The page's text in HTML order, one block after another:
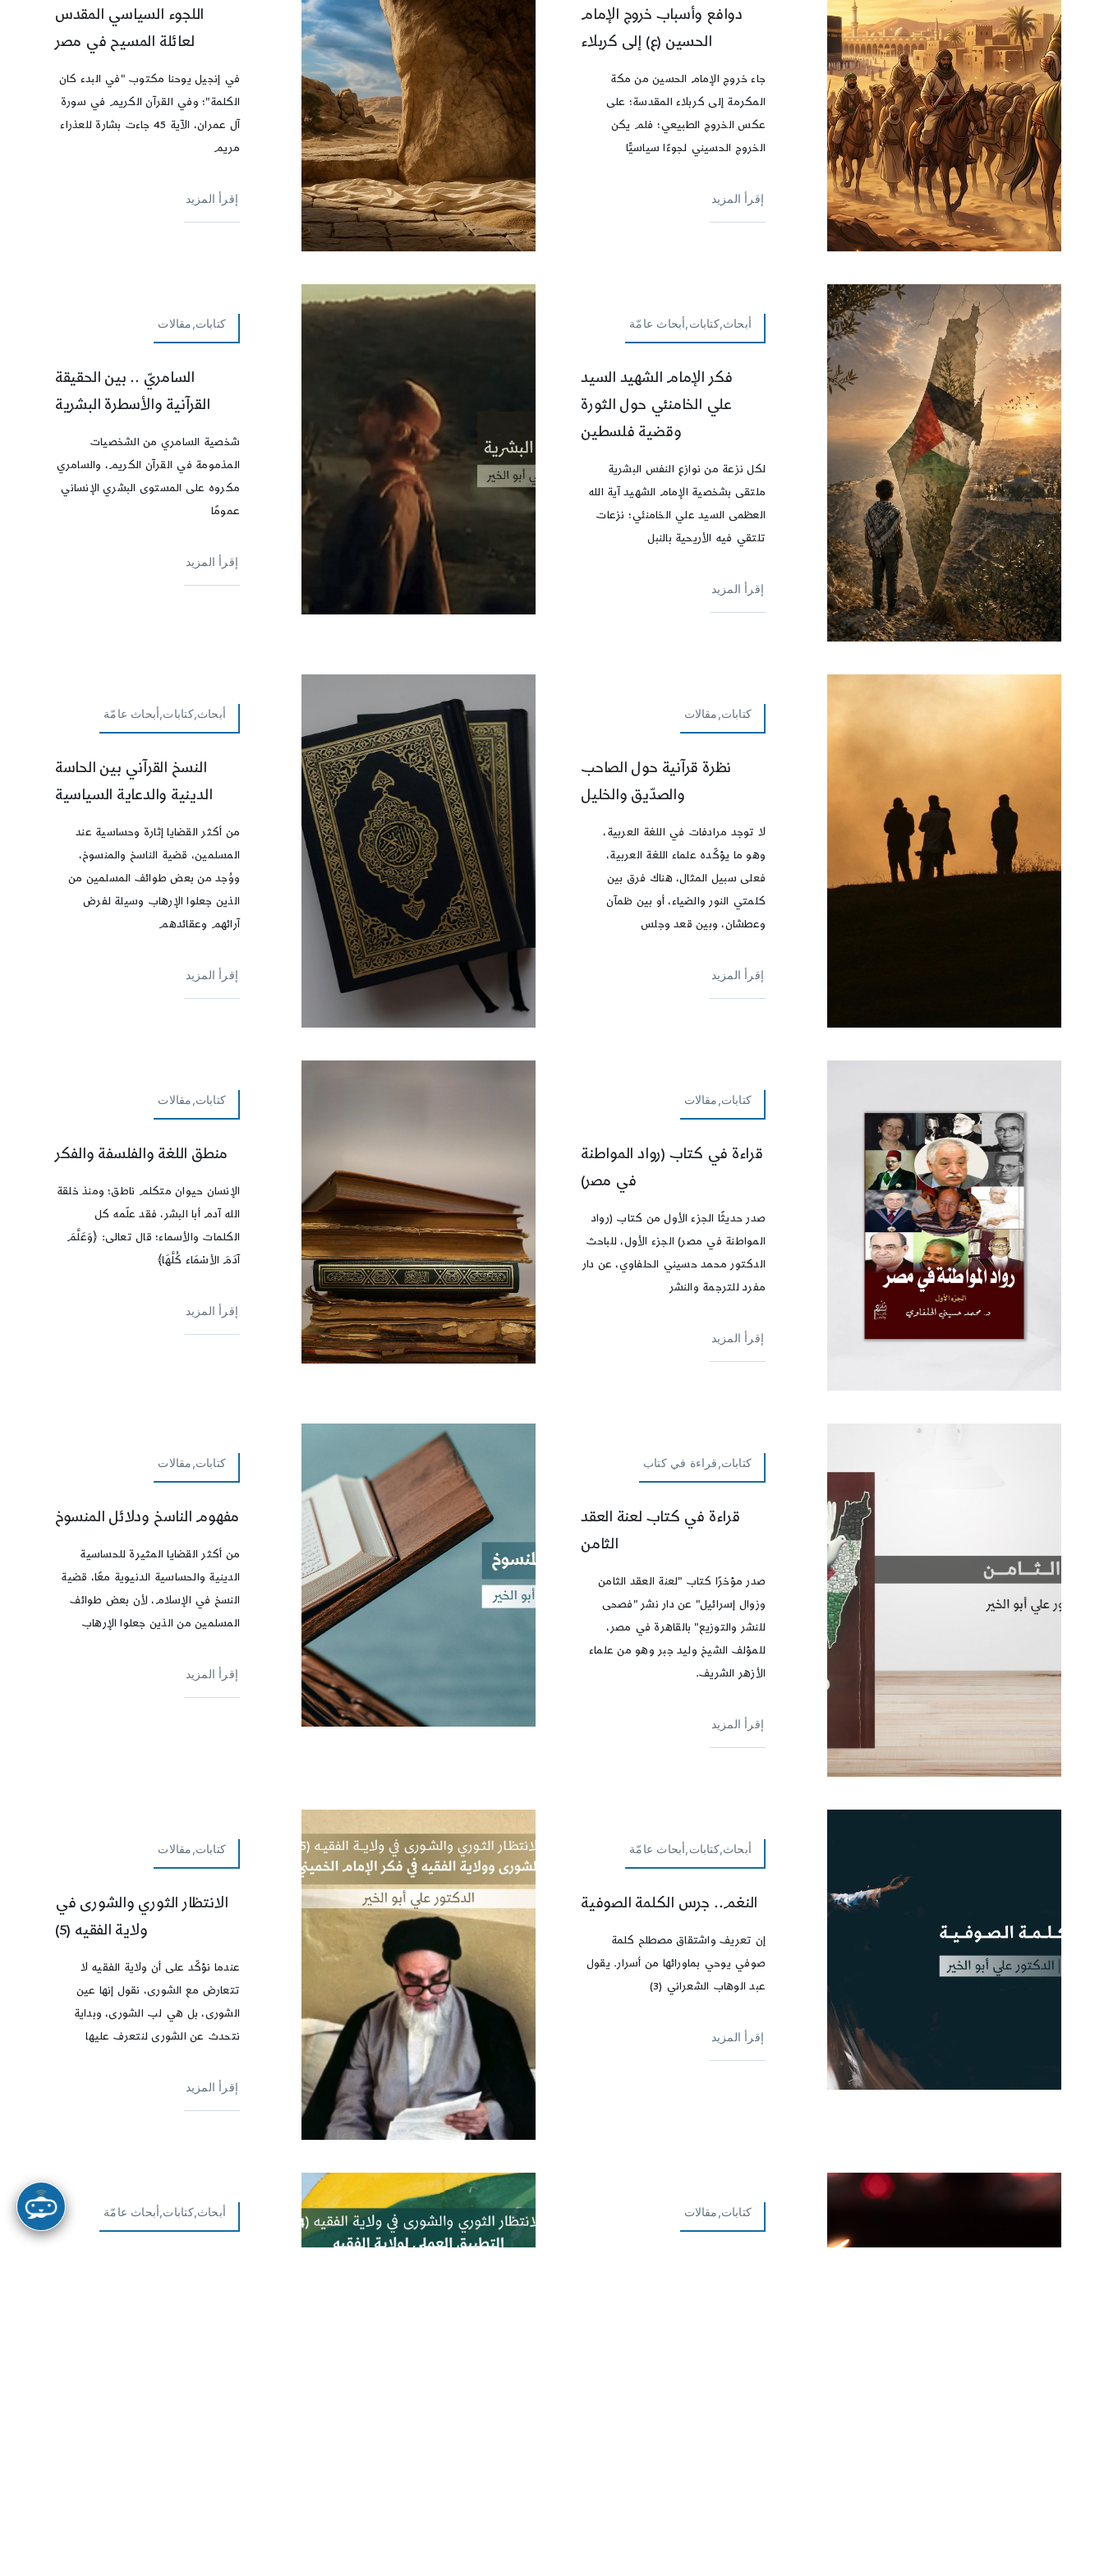
دوافع وأسباب خروج الإمام
الحسين (ع) إلى كربلاء
جاء خروج الإمام الحسين من مكة
المكرمة إلى كربلاء المقدسة؛ على
عكس الخروج الطبيعي؛ فلم يكن
الخروج الحسيني لجوءًا سياسيًّا
إقرأ المزيد
اللجوء السياسي المقدس
لعائلة المسيح في مصر
في إنجيل يوحنا مكتوب "في البدء كان
الكلمة"؛ وفي القرآن الكريم في سورة
آل عمران، الآية 45 جاءت بشارة للعذراء
مريم
إقرأ المزيد
أبحاث,كتابات,أبحاث عامّة
فكر الإمام الشهيد السيد
علي الخامنئي حول الثورة
وقضية فلسطين
لكل نزعة من نوازع النفس البشرية
ملتقى بشخصية الإمام الشهيد آية الله
العظمى السيد علي الخامنئي؛ نزعات
تلتقي فيه الأريحية بالنبل
إقرأ المزيد
كتابات,مقالات
السامريّ .. بين الحقيقة
القرآنية والأسطرة البشرية
شخصية السامري من الشخصيات
المذمومة في القرآن الكريم، والسامري
مكروه على المستوى البشري الإنساني
عمومًا
إقرأ المزيد
كتابات,مقالات
نظرة قرآنية حول الصاحب
والصدّيق والخليل
لا توجد مرادفات في اللغة العربية،
وهو ما يؤكّده علماء اللغة العربية،
فعلى سبيل المثال، هناك فرق بين
كلمتي النور والضياء، أو بين ظمآن
وعطشان، وبين قعد وجلس
إقرأ المزيد
أبحاث,كتابات,أبحاث عامّة
النسخ القرآني بين الحاسة
الدينية والدعاية السياسية
من أكثر القضايا إثارة وحساسية عند
المسلمين، قضية الناسخ والمنسوخ،
ووُجد من بعض طوائف المسلمين من
الذين جعلوا الإرهاب وسيلة لفرض
آرائهم وعقائدهم
إقرأ المزيد
كتابات,مقالات
قراءة في كتاب (رواد المواطنة
في مصر)
صدر حديثًا الجزء الأول من كتاب (رواد
المواطنة في مصر) الجزء الأول، للباحث
الدكتور محمد حسيني الحلفاوي، عن دار
مفرد للترجمة والنشر
إقرأ المزيد
كتابات,مقالات
منطق اللغة والفلسفة والفكر
الإنسان حيوان متكلم ناطق؛ ومنذ خلقة
الله آدم أبا البشر، فقد علّمه كل
الكلمات والأسماء؛ قال تعالى: ﴿وَعَلَّمَ
آدَمَ الأسْمَاء كُلَّهَا﴾
إقرأ المزيد
كتابات,قراءة في كتاب
قراءة في كتاب لعنة العقد
الثامن
صدر مؤخرًا كتاب "لعنة العقد الثامن
وزوال إسرائيل" عن دار نشر "فصحى
للنشر والتوزيع" بالقاهرة في مصر،
للمؤلف الشيخ وليد جبر وهو من علماء
الأزهر الشريف.
إقرأ المزيد
كتابات,مقالات
مفهوم الناسخ ودلائل المنسوخ
من أكثر القضايا المثيرة للحساسية
الدينية والحساسية الدنيوية معًا، قضية
النسخ في الإسلام، لأن بعض طوائف
المسلمين من الذين جعلوا الإرهاب
إقرأ المزيد
أبحاث,كتابات,أبحاث عامّة
النغم.. جرس الكلمة الصوفية
إن تعريف واشتقاق مصطلح كلمة
صوفي يوحي بماورائها من أسرار. يقول
عبد الوهاب الشعراني (3)
إقرأ المزيد
كتابات,مقالات
الانتظار الثوري والشورى في
ولاية الفقيه (5)
عندما نؤكّد على أن ولاية الفقيه لا
تتعارض مع الشورى، نقول إنها عين
الشورى، بل هي لب الشورى، وبداية
نتحدث عن الشورى لنتعرف عليها
إقرأ المزيد
كتابات,مقالات أبحاث,كتابات,أبحاث عامّة